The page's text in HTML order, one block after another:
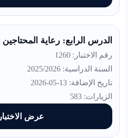
الدرس الرابع: رعاية المحتاجين
رقم الاختبار: 1260
السنة الدراسية: 2025/2026
تاريخ الإضافة: 13-05-2026
الزيارات: 583
عرض الاختبار